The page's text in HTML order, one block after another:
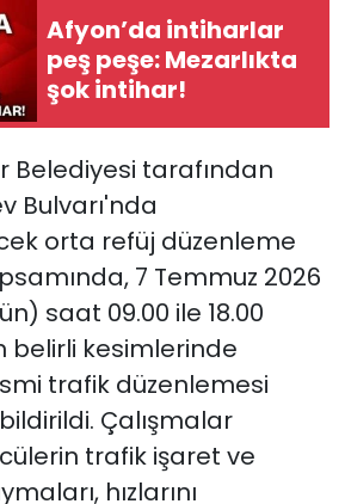
Afyon’da intiharlar
peş peşe: Mezarlıkta
şok intihar!
Belediyesi tarafından
Bulvarı'nda
orta refüj düzenleme
7 Temmuz 2026
saat 09.00 ile 18.00
belirli kesimlerinde
trafik düzenlemesi
Çalışmalar
trafik işaret ve
hızlarını